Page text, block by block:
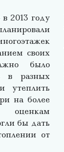
2013 году
своих
было
в разных
утеплить
на более
оценкам
бы дать
от